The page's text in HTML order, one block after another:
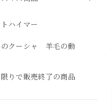
ハイマー
クーシャ 羊毛の動
りで販売終了の商品